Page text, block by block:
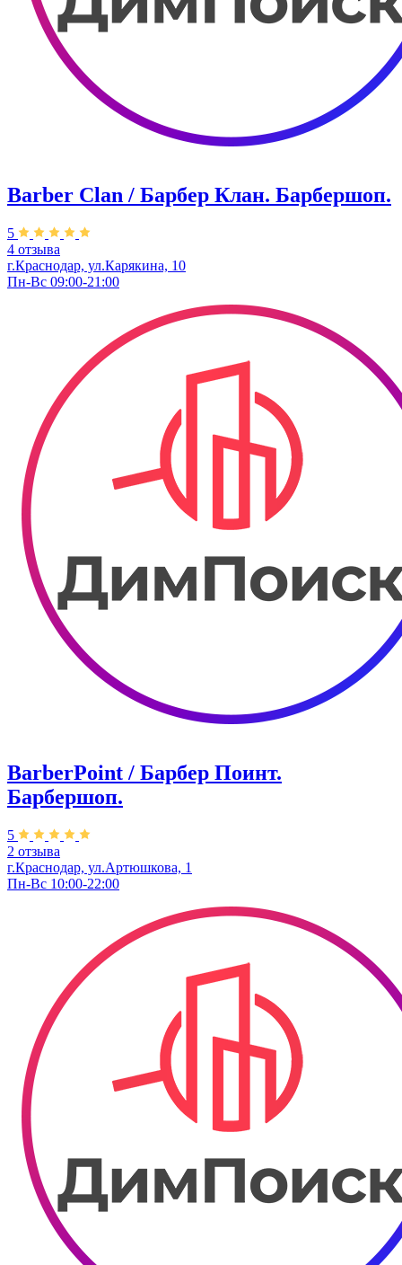
Barber Clan / Барбер Клан. ​Барбершоп.
5
4 отзыва
г.Краснодар, ул.Карякина, 10
Пн-Вс 09:00-21:00
BarberPoint / Барбер Поинт.
Барбершоп.
5
2 отзыва
г.Краснодар, ул.Артюшкова, 1
Пн-Вс 10:00-22:00